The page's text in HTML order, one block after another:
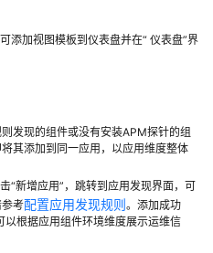
添加视图模板到仪表盘并在“ 仪表盘”界
发现的组件或没有安装APM探针的组
其添加到同一应用，以应用维度整体
“新增应用”，跳转到应用发现界面，可
考配置应用发现规则。添加成功
根据应用组件环境维度展示运维信